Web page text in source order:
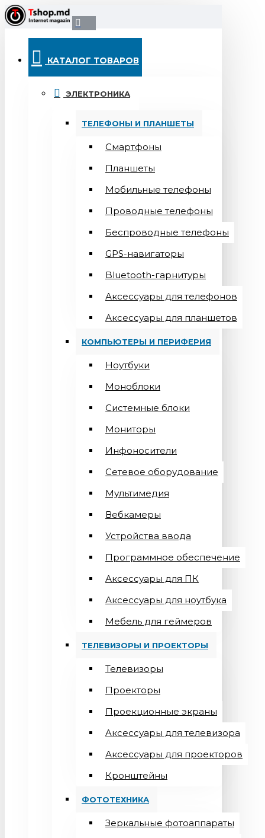
КАТАЛОГ ТОВАРОВ
ЭЛЕКТРОНИКА
ТЕЛЕФОНЫ И ПЛАНШЕТЫ
Смартфоны
Планшеты
Мобильные телефоны
Проводные телефоны
Беспроводные телефоны
GPS-навигаторы
Bluetooth-гарнитуры
Аксессуары для телефонов
Аксессуары для планшетов
КОМПЬЮТЕРЫ И ПЕРИФЕРИЯ
Ноутбуки
Моноблоки
Системные блоки
Мониторы
Инфоносители
Сетевое оборудование
Мультимедия
Вебкамеры
Устройства ввода
Программное обеспечение
Аксессуары для ПК
Аксессуары для ноутбука
Мебель для геймеров
ТЕЛЕВИЗОРЫ И ПРОЕКТОРЫ
Телевизоры
Проекторы
Проекционные экраны
Aксессуары для телевизора
Аксессуары для проекторов
Кронштейны
ФОТОТЕХНИКА
Зеркальные фотоаппараты